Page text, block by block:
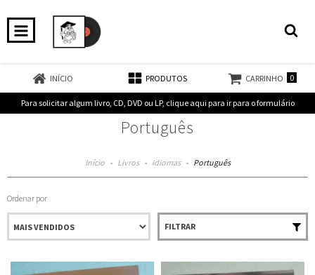
INÍCIO PRODUTOS CARRINHO 0
Para solicitar algum livro, CD, DVD ou LP, clique aqui para ir para o formulário
Português
Início - Livros - Idiomas - Português
Ordenar por
FILTRAR